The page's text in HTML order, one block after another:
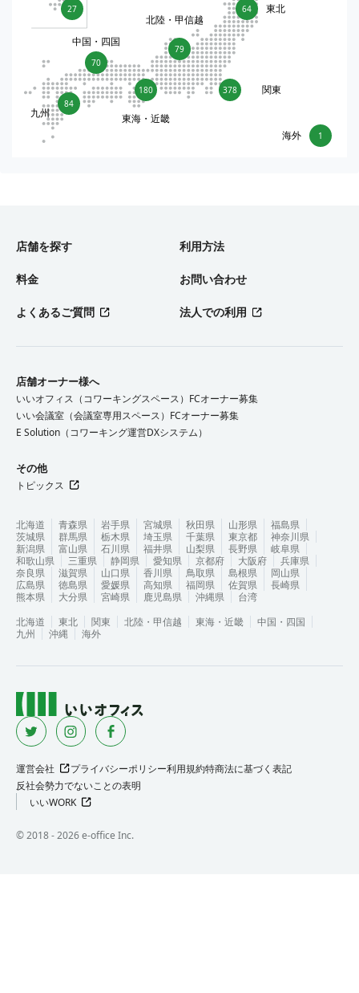
64 東北
378 関東
79
北陸・甲信越
180
東海・近畿
70
中国・四国
84
九州
27
1
海外
店舗を探す 利用方法
料金 お問い合わせ
よくあるご質問 法人での利用
店舗オーナー様へ
いいオフィス（コワーキングスペース）FCオーナー募集
いい会議室（会議室専用スペース）FCオーナー募集
E Solution（コワーキング運営DXシステム）
その他
トピックス
北海道 青森県 岩手県 宮城県 秋田県 山形県
福島県
茨城県
群馬県 栃木県 埼玉県 千葉県 東京都
神奈川県
新潟県
富山県 石川県 福井県 山梨県 長野県
岐阜県
和歌山県
三重県 静岡県 愛知県 京都府 大阪府
兵庫県
奈良県
滋賀県 山口県 香川県 鳥取県 島根県
岡山県
広島県
徳島県 愛媛県 高知県 福岡県 佐賀県
長崎県
熊本県
大分県 宮崎県 鹿児島県 沖縄県
台湾
北海道
東北 関東 北陸・甲信越 東海・近畿
中国・四国
九州
沖縄 海外
運営会社 プライバシーポリシー利用規約特商法に基づく表記
反社会勢力でないことの表明
いいWORK
©︎ 2018 -2026e-office Inc.